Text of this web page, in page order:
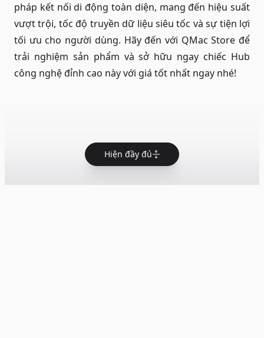
pháp kết nối di động toàn diện, mang đến hiệu suất
vượt trội, tốc độ truyền dữ liệu siêu tốc và sự tiện lợi
tối ưu cho người dùng. Hãy đến với QMac Store để
trải nghiệm sản phẩm và sở hữu ngay chiếc Hub
công nghệ đỉnh cao này với giá tốt nhất ngay nhé!
Hiện đầy đủ